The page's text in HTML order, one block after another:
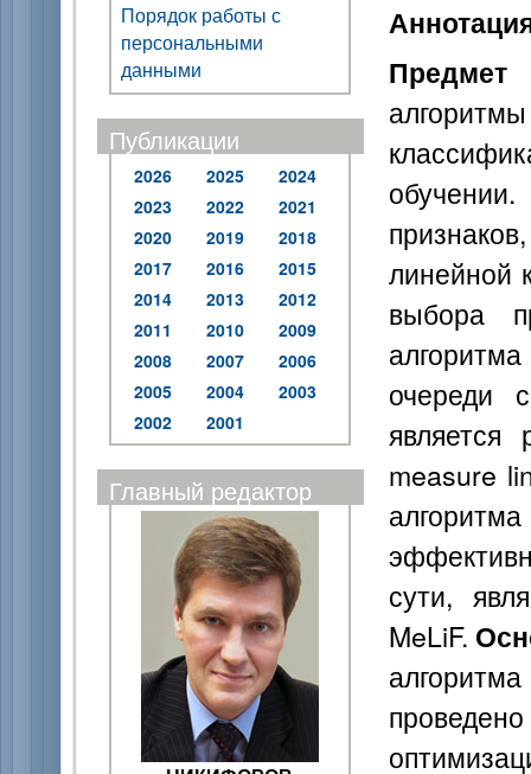
Порядок работы с
персональными
данными
Публикации
2026 2025
2024
2023
2022
2021
2020
2019
2018
2017
2016
2015
2014
2013
2012
2011
2010
2009
2008
2007
2006
2005
2004
2003
2002
2001
Главный редактор
Предмет
линейной
выбора
очереди
является
measure
сути,
MeLiF.